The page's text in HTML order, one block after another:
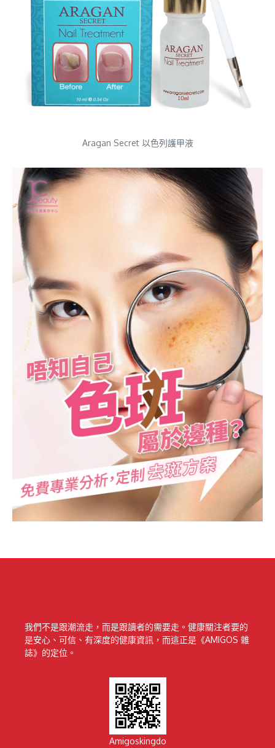
Aragan Secret 以色列護甲液
我們不是跟潮流走，而是跟讀者的需要走。健康關注者要的
是安心、可信、有深度的健康資訊，而這正是《AMIGOS 雜
誌》的定位。
Amigoskingdo